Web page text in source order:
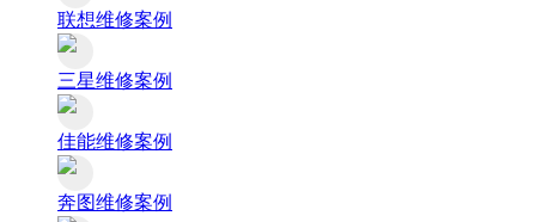
联想维修案例
三星维修案例
佳能维修案例
奔图维修案例